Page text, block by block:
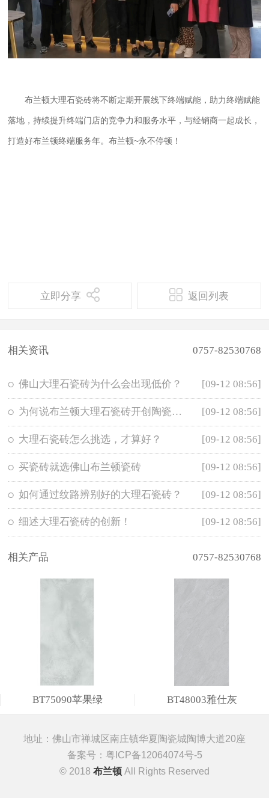
布兰顿大理石瓷砖将不断定期开展线下终端赋能，助力终端赋能
落地，持续提升终端门店的竞争力和服务水平，与经销商一起成长，
打造好布兰顿终端服务年。布兰顿~永不停顿！
立即分享 返回列表
相关资讯 0757-82530768
佛山大理石瓷砖为什么会出现低价？ [09-12 08:56]
为何说布兰顿大理石瓷砖开创陶瓷全新格局？ [09-12 08:56]
大理石瓷砖怎么挑选，才算好？ [09-12 08:56]
买瓷砖就选佛山布兰顿瓷砖 [09-12 08:56]
如何通过纹路辨别好的大理石瓷砖？ [09-12 08:56]
细述大理石瓷砖的创新！ [09-12 08:56]
相关产品 0757-82530768
BT75090苹果绿 BT48003雅仕灰
地址：佛山市禅城区南庄镇华夏陶瓷城陶博大道20座
备案号： 粤ICP备12064074号-5
© 2018 布兰顿 All Rights Reserved